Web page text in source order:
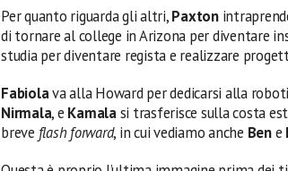
Per quanto riguarda gli altri,Paxton
di tornare al college in Arizona per diventare
studia per diventare regista e realizzare
Fabiolava alla Howard per dedicarsi alla
Nirmala, e Kamalasi trasferisce sulla costa
breve flash forward, in cui vediamo anche Bene